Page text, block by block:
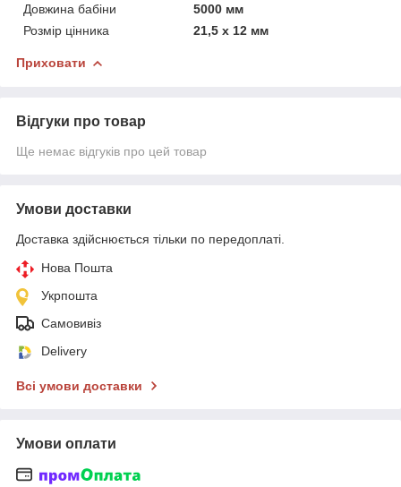
Довжина бабіни
5000 мм
Розмір цінника
21,5 х 12 мм
Приховати
Відгуки про товар
Ще немає відгуків про цей товар
Умови доставки
Доставка здійснюється тільки по передоплаті.
Нова Пошта
Укрпошта
Самовивіз
Delivery
Всі умови доставки
Умови оплати